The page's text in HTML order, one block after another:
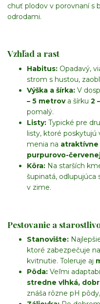
chuť plodov v porovnaní s
odrodami.
Vzhľad a rast
Habitus: Opadavý,
strom s hustou,
Výška a šírka: V
– 5 metrova šírku 2
pomalý.
Listy: Typické pre
listy, ktoré poskytujú
menia na
purpurovo-
Kôra: Na starších
šupinatá, odlupujúca
v zime.
Pestovanie a
Stanovište:
ktoré zabezpečuje
kvitnutie. Toleruje aj
Pôda: Veľmi
stredne vlhká,
znáša rôzne pH